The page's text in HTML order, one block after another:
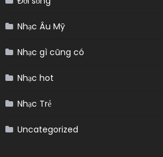
Nhạc Âu Mỹ
Nhạc gì cũng có
Nhạc hot
Nhạc Trẻ
Uncategorized